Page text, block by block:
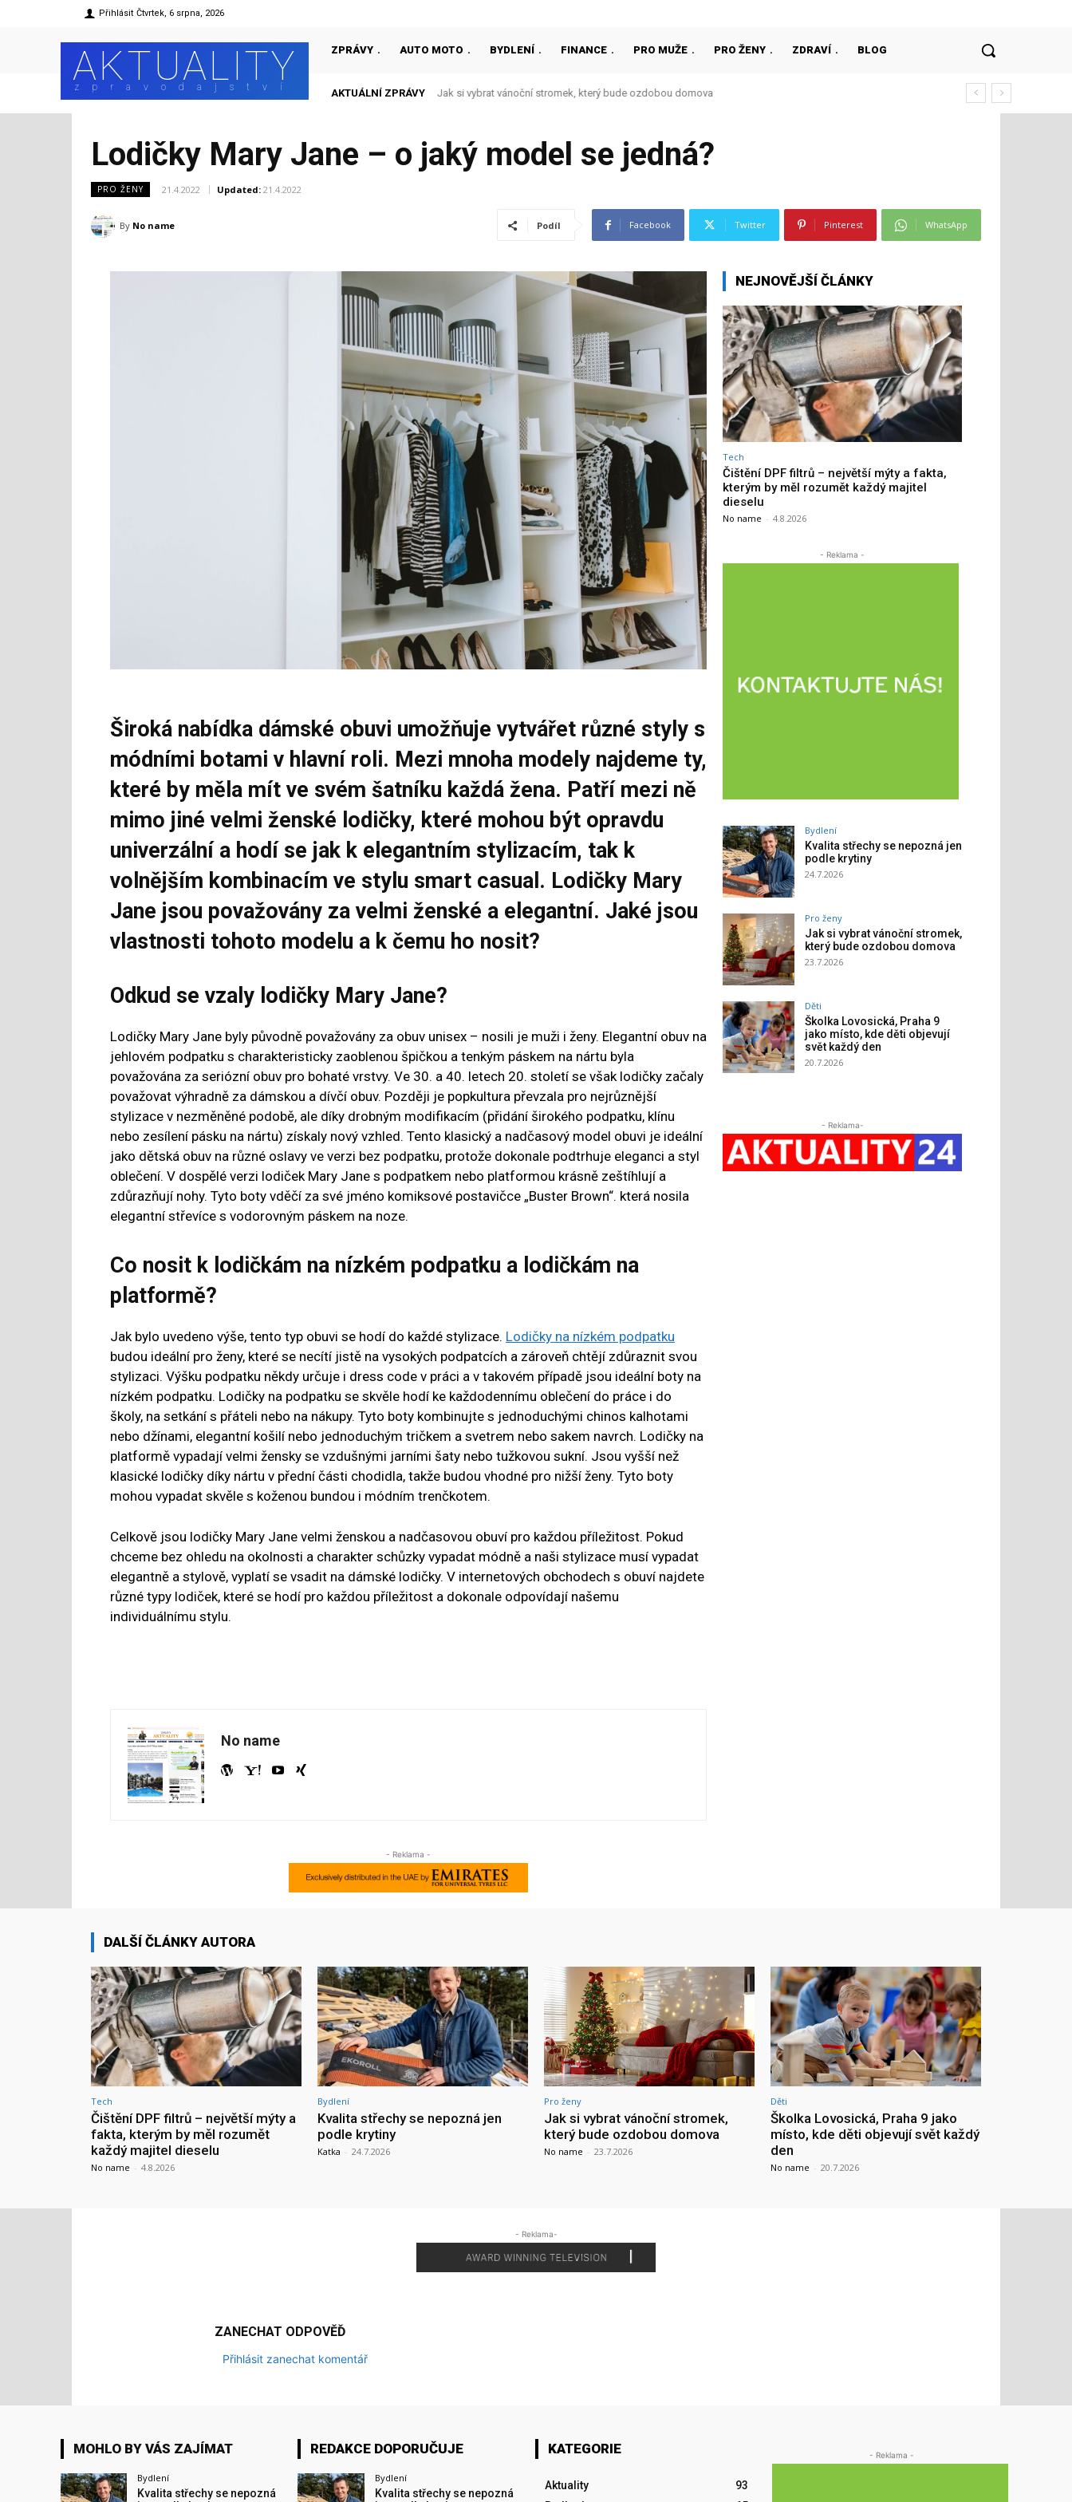
Přihlásit Čtvrtek, 6 srpna, 2026
AKTUALITY
zpravodajství
ZPRÁVY AUTO MOTO BYDLENÍ FINANCE PRO MUŽE PRO ŽENY ZDRAVÍ BLOG
AKTUÁLNÍ ZPRÁVY Jak si vybrat vánoční stromek, který bude ozdobou domova
Lodičky Mary Jane – o jaký model se jedná?
PRO ŽENY 21.4.2022 Updated: 21.4.2022
By No name Podíl Facebook Twitter Pinterest WhatsApp
Široká nabídka dámské obuvi umožňuje vytvářet různé styly s
módními botami v hlavní roli. Mezi mnoha modely najdeme ty,
které by měla mít ve svém šatníku každá žena. Patří mezi ně
mimo jiné velmi ženské lodičky, které mohou být opravdu
univerzální a hodí se jak k elegantním stylizacím, tak k
volnějším kombinacím ve stylu smart casual. Lodičky Mary
Jane jsou považovány za velmi ženské a elegantní. Jaké jsou
vlastnosti tohoto modelu a k čemu ho nosit?
Odkud se vzaly lodičky Mary Jane?
Lodičky Mary Jane byly původně považovány za obuv unisex – nosili je muži i ženy. Elegantní obuv na
jehlovém podpatku s charakteristicky zaoblenou špičkou a tenkým páskem na nártu byla
považována za seriózní obuv pro bohaté vrstvy. Ve 30. a 40. letech 20. století se však lodičky začaly
považovat výhradně za dámskou a dívčí obuv. Později je popkultura převzala pro nejrůznější
stylizace v nezměněné podobě, ale díky drobným modifikacím (přidání širokého podpatku, klínu
nebo zesílení pásku na nártu) získaly nový vzhled. Tento klasický a nadčasový model obuvi je ideální
jako dětská obuv na různé oslavy ve verzi bez podpatku, protože dokonale podtrhuje eleganci a styl
oblečení. V dospělé verzi lodiček Mary Jane s podpatkem nebo platformou krásně zeštíhlují a
zdůrazňují nohy. Tyto boty vděčí za své jméno komiksové postavičce „Buster Brown“. která nosila
elegantní střevíce s vodorovným páskem na noze.
Co nosit k lodičkám na nízkém podpatku a lodičkám na
platformě?
Jak bylo uvedeno výše, tento typ obuvi se hodí do každé stylizace. Lodičky na nízkém podpatku
budou ideální pro ženy, které se necítí jistě na vysokých podpatcích a zároveň chtějí zdůraznit svou
stylizaci. Výšku podpatku někdy určuje i dress code v práci a v takovém případě jsou ideální boty na
nízkém podpatku. Lodičky na podpatku se skvěle hodí ke každodennímu oblečení do práce i do
školy, na setkání s přáteli nebo na nákupy. Tyto boty kombinujte s jednoduchými chinos kalhotami
nebo džínami, elegantní košilí nebo jednoduchým tričkem a svetrem nebo sakem navrch. Lodičky na
platformě vypadají velmi žensky se vzdušnými jarními šaty nebo tužkovou sukní. Jsou vyšší než
klasické lodičky díky nártu v přední části chodidla, takže budou vhodné pro nižší ženy. Tyto boty
mohou vypadat skvěle s koženou bundou i módním trenčkotem.
Celkově jsou lodičky Mary Jane velmi ženskou a nadčasovou obuví pro každou příležitost. Pokud
chceme bez ohledu na okolnosti a charakter schůzky vypadat módně a naši stylizace musí vypadat
elegantně a stylově, vyplatí se vsadit na dámské lodičky. V internetových obchodech s obuví najdete
různé typy lodiček, které se hodí pro každou příležitost a dokonale odpovídají našemu
individuálnímu stylu.
No name
- Reklama -
NEJNOVĚJŠÍ ČLÁNKY
Tech
Čištění DPF filtrů – největší mýty a fakta,
kterým by měl rozumět každý majitel
dieselu
No name - 4.8.2026
- Reklama -
Bydlení
Kvalita střechy se nepozná jen
podle krytiny
24.7.2026
Pro ženy
Jak si vybrat vánoční stromek,
který bude ozdobou domova
23.7.2026
Děti
Školka Lovosická, Praha 9
jako místo, kde děti objevují
svět každý den
20.7.2026
- Reklama-
DALŠÍ ČLÁNKY AUTORA
Tech
Čištění DPF filtrů – největší mýty a
fakta, kterým by měl rozumět
každý majitel dieselu
No name - 4.8.2026
Bydlení
Kvalita střechy se nepozná jen
podle krytiny
Katka - 24.7.2026
Pro ženy
Jak si vybrat vánoční stromek,
který bude ozdobou domova
No name - 23.7.2026
Děti
Školka Lovosická, Praha 9 jako
místo, kde děti objevují svět každý
den
No name - 20.7.2026
- Reklama-
ZANECHAT ODPOVĚĎ
Přihlásit zanechat komentář
MOHLO BY VÁS ZAJÍMAT
Bydlení
Kvalita střechy se nepozná
REDAKCE DOPORUČUJE
Bydlení
Kvalita střechy se nepozná
KATEGORIE
Aktuality
93
- Reklama -